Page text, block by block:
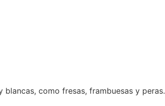
como fresas, frambuesas y peras.